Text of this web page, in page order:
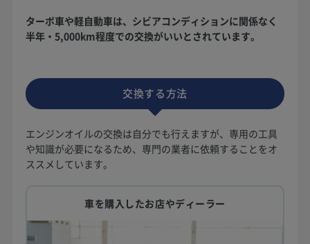
ターボ車や軽自動車は、シビアコンディションに関係なく
半年・5,000km程度での交換がいいとされています。
交換する方法
エンジンオイルの交換は自分でも行えますが、専用の工具
や知識が必要になるため、専門の業者に依頼することをオ
ススメしています。
車を購入したお店やディーラー